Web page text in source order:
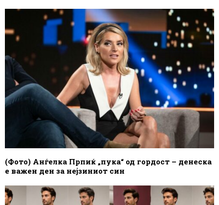
(Фото) Анѓелка Прпиќ „пука“ од гордост – денеска
е важен ден за нејзиниот син